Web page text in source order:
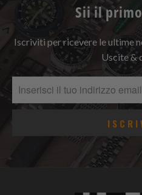
Sii il
Iscriviti per ricevere le ultime
Uscite &